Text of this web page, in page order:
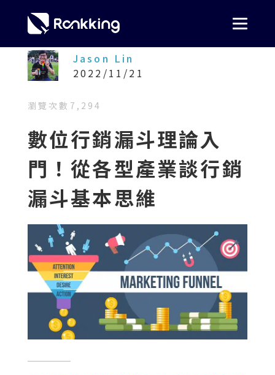
Jason Lin
2022/11/21
瀏覽次數 7,294
數位行銷漏斗理論入
門！從各型產業談行銷
漏斗基本思維